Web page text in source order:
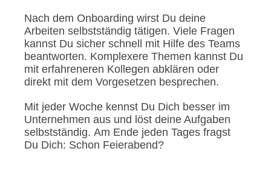
Nach dem Onboarding wirst Du deine
Arbeiten selbstständig tätigen. Viele Fragen
kannst Du sicher schnell mit Hilfe des Teams
beantworten. Komplexere Themen kannst Du
mit erfahreneren Kollegen abklären oder
direkt mit dem Vorgesetzen besprechen.
Mit jeder Woche kennst Du Dich besser im
Unternehmen aus und löst deine Aufgaben
selbstständig. Am Ende jeden Tages fragst
Du Dich: Schon Feierabend?